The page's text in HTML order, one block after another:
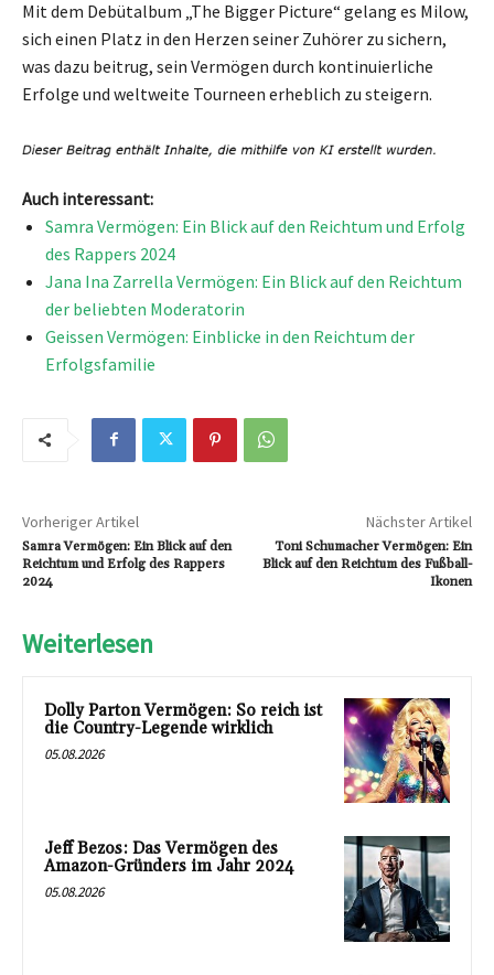
Mit dem Debütalbum „The Bigger Picture“ gelang es Milow,
sich einen Platz in den Herzen seiner Zuhörer zu sichern,
was dazu beitrug, sein Vermögen durch kontinuierliche
Erfolge und weltweite Tourneen erheblich zu steigern.
Auch interessant:
Samra Vermögen: Ein Blick auf den Reichtum und Erfolg
des Rappers 2024
Jana Ina Zarrella Vermögen: Ein Blick auf den Reichtum
der beliebten Moderatorin
Geissen Vermögen: Einblicke in den Reichtum der
Erfolgsfamilie
Vorheriger Artikel
Samra Vermögen: Ein Blick auf den
Reichtum und Erfolg des Rappers
2024
Nächster Artikel
Toni Schumacher Vermögen: Ein
Blick auf den Reichtum des Fußball-
Ikonen
Weiterlesen
Dolly Parton Vermögen: So reich ist
die Country-Legende wirklich
05.08.2026
Jeff Bezos: Das Vermögen des
Amazon-Gründers im Jahr 2024
05.08.2026